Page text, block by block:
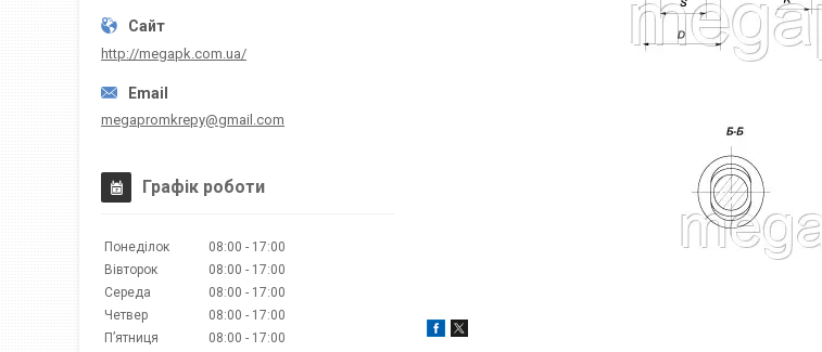
http://megapk.com.ua/
megapromkrepy@gmail.com
Графік роботи
Понеділок 08:00
17:00
Вівторок
08:00
17:00
Середа
08:00
17:00
Четвер
08:00
17:00
Пʼятниця
08:00
17:00